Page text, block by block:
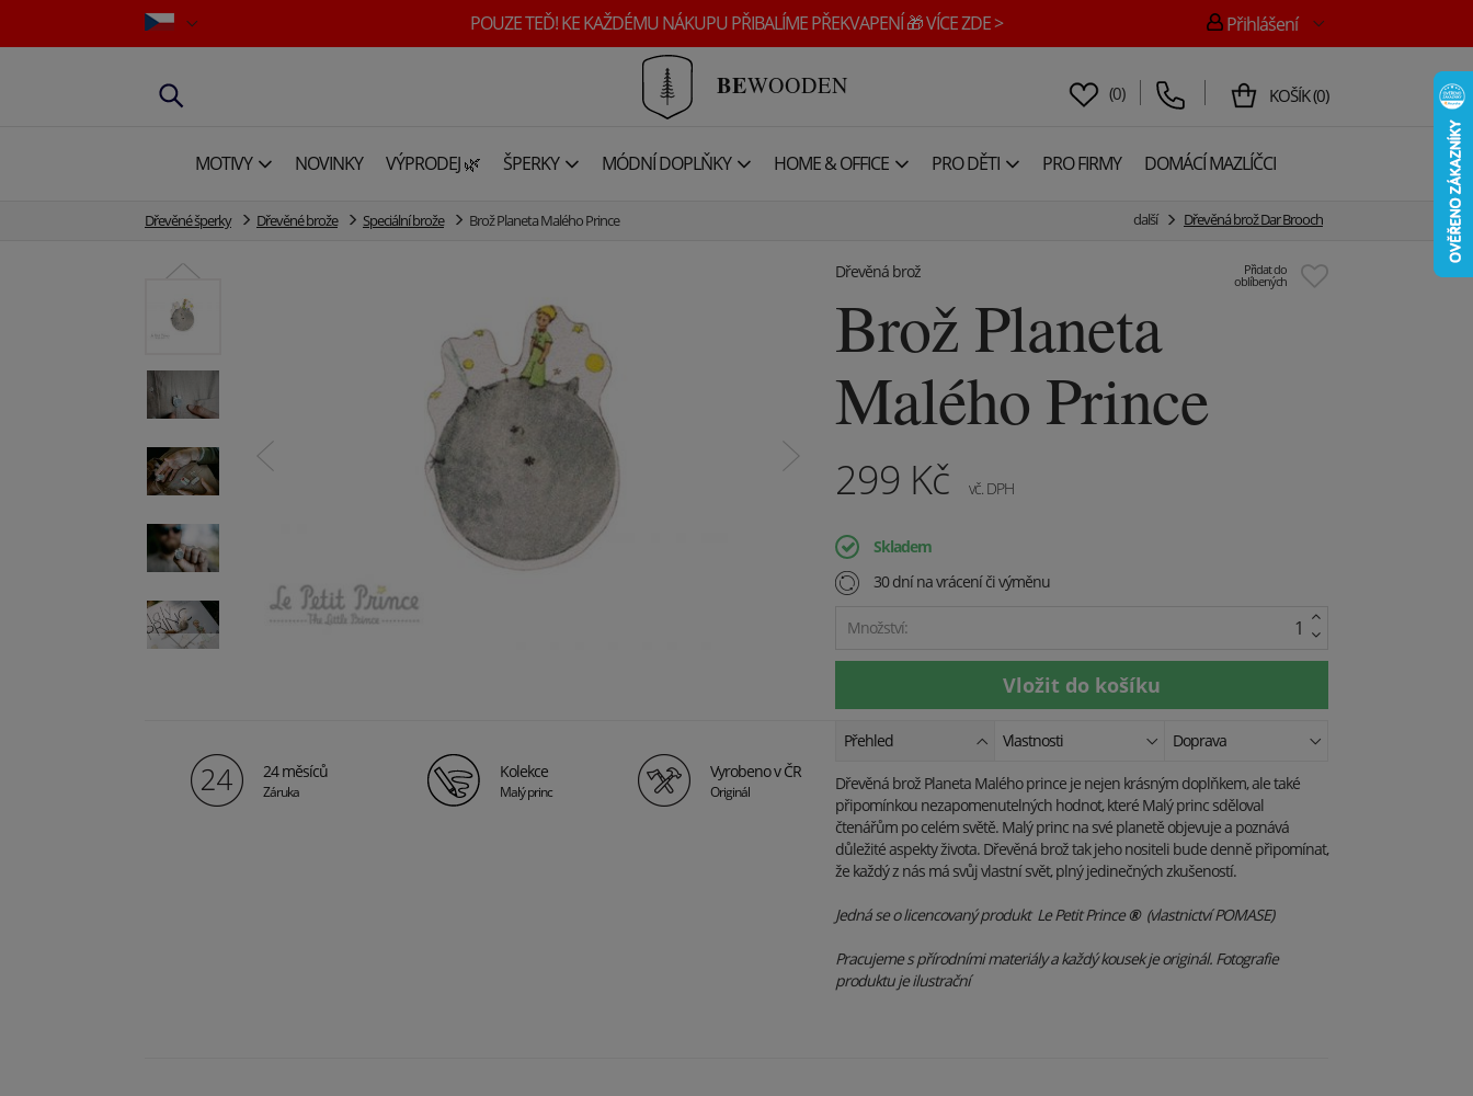
POUZE TEĎ! KE KAŽDÉMU NÁKUPU PŘIBALÍME PŘEKVAPENÍ 🎁 VÍCE ZDE > Přihlášení
BEWOODEN (0) KOŠÍK(0)
MOTIVY NOVINKY VÝPRODEJ 🌿 ŠPERKY MÓDNÍ DOPLŇKY HOME & OFFICE PRO DĚTI PRO FIRMY DOMÁCÍ MAZLÍČCI
Dřevěné šperky Dřevěné brože Speciální brože Brož Planeta Malého Prince další Dřevěná brož Dar Brooch
Přidat do
oblíbených
Dřevěná brož
Brož Planeta
Malého Prince
299 Kč vč. DPH
Skladem
30 dní na vrácení či výměnu
Množství:
24 měsíců
Záruka
Kolekce
Malý princ
Vyrobeno v ČR
Originál
Přehled Vlastnosti Doprava
Dřevěná brož Planeta Malého prince je nejen krásným doplňkem, ale také
připomínkou nezapomenutelných hodnot, které Malý princ sděloval
čtenářům po celém světě. Malý princ na své planetě objevuje a poznává
důležité aspekty života. Dřevěná brož tak jeho nositeli bude denně připomínat,
že každý z nás má svůj vlastní svět, plný jedinečných zkušeností.
Jedná se o licencovaný produkt Le Petit Prince® (vlastnictví POMASE)
Pracujeme s přírodními materiály a každý kousek je originál. Fotografie
produktu je ilustrační